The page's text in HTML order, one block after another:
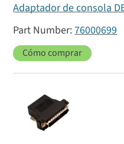
Adaptador de consola
76000699
Cómo comprar